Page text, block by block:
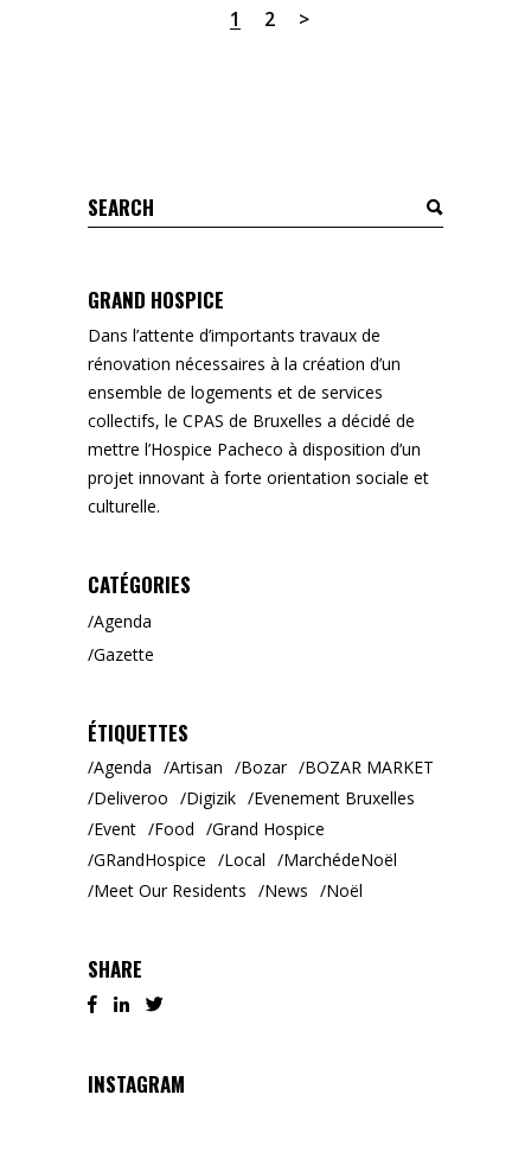
1 2
Search
for:
GRAND HOSPICE
Dans l’attente d’importants travaux de
rénovation nécessaires à la création d’un
ensemble de logements et de services
collectifs, le CPAS de Bruxelles a décidé de
mettre l’Hospice Pacheco à disposition d’un
projet innovant à forte orientation sociale et
culturelle.
CATÉGORIES
Agenda
Gazette
ÉTIQUETTES
Agenda Artisan Bozar
BOZAR MARKET
Deliveroo
Digizik
Evenement Bruxelles
Event
Food
Grand Hospice
GRandHospice
Local
MarchédeNoël
Meet Our Residents
News Noël
SHARE
INSTAGRAM